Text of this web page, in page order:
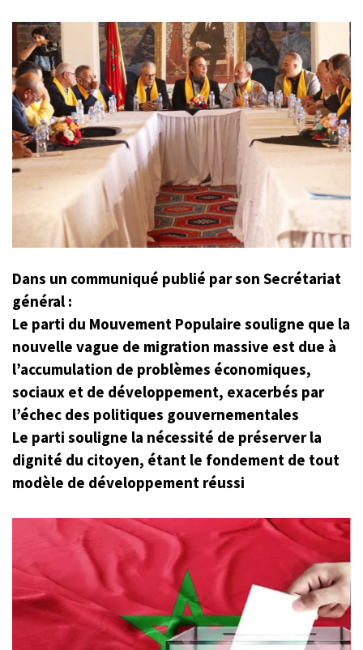
Dans un communiqué publié par son Secrétariat
général :
Le parti du Mouvement Populaire souligne que la
nouvelle vague de migration massive est due à
l’accumulation de problèmes économiques,
sociaux et de développement, exacerbés par
l’échec des politiques gouvernementales
Le parti souligne la nécessité de préserver la
dignité du citoyen, étant le fondement de tout
modèle de développement réussi